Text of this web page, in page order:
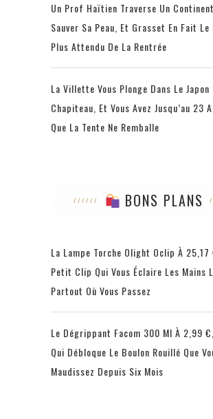
Un Prof Haïtien Traverse Un
Sauver Sa Peau, Et Grasset En Fait Le
Plus Attendu De La Rentrée
La Villette Vous Plonge Dans Le Japon
Chapiteau, Et Vous Avez Jusqu’au 23
Que La Tente Ne Remballe
BONS PLANS
La Lampe Torche Olight Oclip À 25,17
Petit Clip Qui Vous Éclaire Les Mains
Partout Où Vous Passez
Le Dégrippant Facom 300 Ml À 2,99
Qui Débloque Le Boulon Rouillé Que
Maudissez Depuis Six Mois